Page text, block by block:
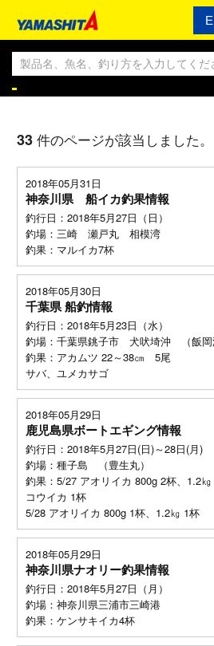
ヤマシタ ヤマシタ釣果情報BLOG
ヤマシタ釣果情報
33 件のページが該当しました。
2018年05月31日
神奈川県 船イカ釣果情報
釣行日：2018年5月27日（日）
釣場：三崎 瀬戸丸 相模湾
釣果：マルイカ7杯
2018年05月30日
千葉県 船釣情報
釣行日：2018年5月23日（水）
釣場：千葉県銚子市 犬吠埼沖 （飯岡
釣果：アカムツ 22～38㎝ 5尾
サバ、ユメカサゴ
2018年05月29日
鹿児島県ボートエギング情報
釣行日：2018年5月27日(日)～28日(月)
釣場：種子島 （豊生丸）
釣果：5/27 アオリイカ 800g 2杯、1.2㎏
コウイカ 1杯
5/28 アオリイカ 800g 1杯、1.2㎏ 1杯
2018年05月29日
神奈川県ナオリー釣果情報
釣行日：2018年5月27日（月）
釣場：神奈川県三浦市三崎港
釣果：ケンサキイカ4杯